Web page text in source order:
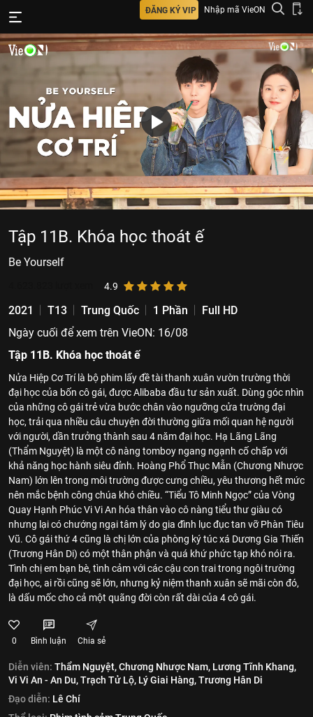
ĐĂNG KÝ VIP Nhập mã VieON
Tập 11B. Khóa học thoát ế
Be Yourself
4.9
2021 T13 Trung Quốc 1 Phần
Full HD
Ngày cuối để xem trên VieON: 16/08
Tập 11B. Khóa học thoát ế
Nửa Hiệp Cơ Trí là bộ phim lấy đề tài thanh xuân vườn trường thời
đại học của bốn cô gái, được Alibaba đầu tư sản xuất. Dùng góc nhìn
của những cô gái trẻ vừa bước chân vào ngưỡng cửa trường đại
học, trải qua nhiều câu chuyện đời thường giữa mối quan hệ người
với người, dần trưởng thành sau 4 năm đại học. Hạ Lãng Lãng
(Thẩm Nguyệt) là một cô nàng tomboy ngang ngạnh cố chấp với
khả năng học hành siêu đỉnh. Hoàng Phổ Thục Mẫn (Chương Nhược
Nam) lớn lên trong môi trường được cưng chiều, yêu thương hết mức
nên mắc bệnh công chúa khó chiều. “Tiểu Tô Minh Ngọc” của Vòng
Quay Hạnh Phúc Vi Vi An hóa thân vào cô nàng tiểu thư giàu có
nhưng lại có chướng ngại tâm lý do gia đình lục đục tan vỡ Phàn Tiêu
Vũ. Cô gái thứ 4 cũng là chị lớn của phòng ký túc xá Dương Gia Thiến
(Trương Hân Di) có một thân phận và quá khứ phức tạp khó nói ra.
Tình chị em bạn bè, tình cảm với các cậu con trai trong ngôi trường
đại học, ai rồi cũng sẽ lớn, nhưng kỷ niệm thanh xuân sẽ mãi còn đó,
là dấu mốc cho cả một quãng đời còn rất dài của 4 cô gái.
0 Bình luận Chia sẻ
Diễn viên: Thẩm Nguyệt,Chương Nhược Nam, Lương Tĩnh Khang,
Vi Vi An - An Du,Trạch Tử Lộ, Lý Giai Hàng,Trương Hân Di
Đạo diễn: Lê Chí